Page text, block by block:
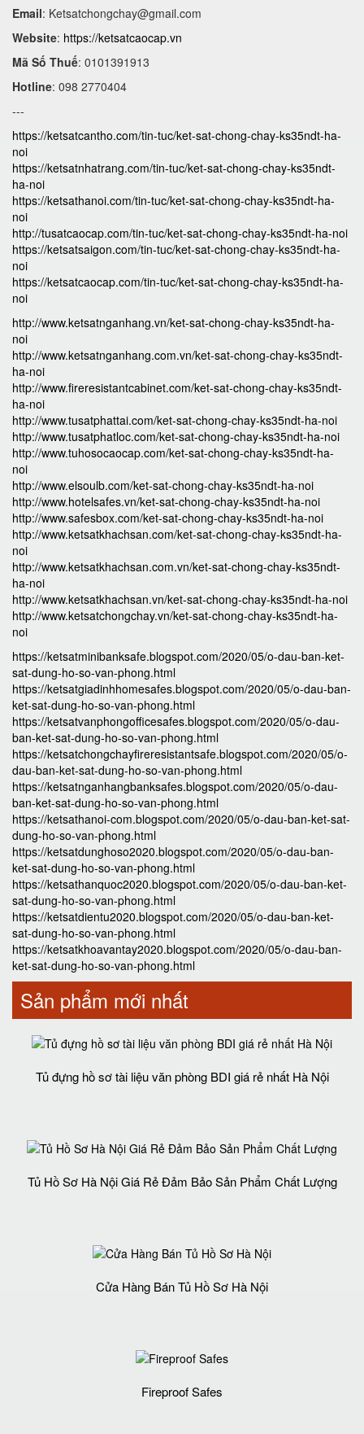
Email: Ketsatchongchay@gmail.com
Website: https://ketsatcaocap.vn
Mã Số Thuế: 0101391913
Hotline: 098 2770404
---
https://ketsatcantho.com/tin-tuc/ket-sat-chong-chay-ks35ndt-ha-
noi
https://ketsatnhatrang.com/tin-tuc/ket-sat-chong-chay-ks35ndt-
ha-noi
https://ketsathanoi.com/tin-tuc/ket-sat-chong-chay-ks35ndt-ha-
noi
http://tusatcaocap.com/tin-tuc/ket-sat-chong-chay-ks35ndt-ha-noi
https://ketsatsaigon.com/tin-tuc/ket-sat-chong-chay-ks35ndt-ha-
noi
https://ketsatcaocap.com/tin-tuc/ket-sat-chong-chay-ks35ndt-ha-
noi
http://www.ketsatnganhang.vn/ket-sat-chong-chay-ks35ndt-ha-
noi
http://www.ketsatnganhang.com.vn/ket-sat-chong-chay-ks35ndt-
ha-noi
http://www.fireresistantcabinet.com/ket-sat-chong-chay-ks35ndt-
ha-noi
http://www.tusatphattai.com/ket-sat-chong-chay-ks35ndt-ha-noi
http://www.tusatphatloc.com/ket-sat-chong-chay-ks35ndt-ha-noi
http://www.tuhosocaocap.com/ket-sat-chong-chay-ks35ndt-ha-
noi
http://www.elsoulb.com/ket-sat-chong-chay-ks35ndt-ha-noi
http://www.hotelsafes.vn/ket-sat-chong-chay-ks35ndt-ha-noi
http://www.safesbox.com/ket-sat-chong-chay-ks35ndt-ha-noi
http://www.ketsatkhachsan.com/ket-sat-chong-chay-ks35ndt-ha-
noi
http://www.ketsatkhachsan.com.vn/ket-sat-chong-chay-ks35ndt-
ha-noi
http://www.ketsatkhachsan.vn/ket-sat-chong-chay-ks35ndt-ha-noi
http://www.ketsatchongchay.vn/ket-sat-chong-chay-ks35ndt-ha-
noi
https://ketsatminibanksafe.blogspot.com/2020/05/o-dau-ban-ket-
sat-dung-ho-so-van-phong.html
https://ketsatgiadinhhomesafes.blogspot.com/2020/05/o-dau-ban-
ket-sat-dung-ho-so-van-phong.html
https://ketsatvanphongofficesafes.blogspot.com/2020/05/o-dau-
ban-ket-sat-dung-ho-so-van-phong.html
https://ketsatchongchayfireresistantsafe.blogspot.com/2020/05/o-
dau-ban-ket-sat-dung-ho-so-van-phong.html
https://ketsatnganhangbanksafes.blogspot.com/2020/05/o-dau-
ban-ket-sat-dung-ho-so-van-phong.html
https://ketsathanoi-com.blogspot.com/2020/05/o-dau-ban-ket-sat-
dung-ho-so-van-phong.html
https://ketsatdunghoso2020.blogspot.com/2020/05/o-dau-ban-
ket-sat-dung-ho-so-van-phong.html
https://ketsathanquoc2020.blogspot.com/2020/05/o-dau-ban-ket-
sat-dung-ho-so-van-phong.html
https://ketsatdientu2020.blogspot.com/2020/05/o-dau-ban-ket-
sat-dung-ho-so-van-phong.html
https://ketsatkhoavantay2020.blogspot.com/2020/05/o-dau-ban-
ket-sat-dung-ho-so-van-phong.html
Sản phẩm mới nhất
Tủ đựng hồ sơ tài liệu văn phòng BDI giá rẻ nhất Hà Nội
Tủ Hồ Sơ Hà Nội Giá Rẻ Đảm Bảo Sản Phẩm Chất Lượng‎
Cửa Hàng Bán Tủ Hồ Sơ Hà Nội
Fireproof Safes